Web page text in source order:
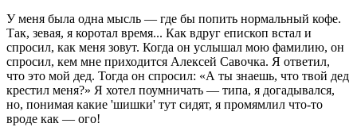
У меня была одна мысль — где бы попить нормальный кофе.
Так, зевая, я коротал время... Как вдруг епископ встал и
спросил, как меня зовут. Когда он услышал мою фамилию, он
спросил, кем мне приходится Алексей Савочка. Я ответил,
что это мой дед. Тогда он спросил: «А ты знаешь, что твой дед
крестил меня?» Я хотел поумничать — типа, я догадывался,
но, понимая какие 'шишки' тут сидят, я промямлил что-то
вроде как — ого!